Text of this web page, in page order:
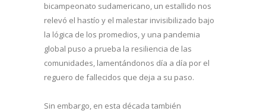
bicampeonato sudamericano, un estallido nos
relevó el hastío y el malestar invisibilizado bajo
la lógica de los promedios, y una pandemia
global puso a prueba la resiliencia de las
comunidades, lamentándonos día a día por el
reguero de fallecidos que deja a su paso.
Sin embargo, en esta década también